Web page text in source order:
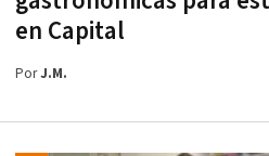
en Capital
PorJ.M.